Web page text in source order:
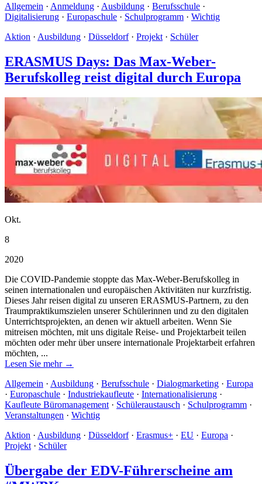
Allgemein · Anmeldung · Ausbildung · Berufsschule ·
Digitalisierung · Europaschule · Schulprogramm · Wichtig
Aktion · Ausbildung · Düsseldorf· Projekt · Schüler
ERASMUS Days: Das Max-Weber-
Berufskolleg reist digital durch Europa
Okt.
8
2020
Die COVID-Pandemie stoppte das Max-Weber-Berufskolleg in
seinen internationalen und europäischen Aktivitäten nur kurzfristig.
Dieses Jahr reisen digital zu unseren ERASMUS-Partnern, zu den
Traumpraktikumszielen unserer Schülerinnen und zu den digitalen
Unterrichtsprojekten, an denen wir aktuell arbeiten. Wenn Sie
mitreisen möchten, mit uns digitale Reise- und Projektarbeit teilen
möchten oder mehr über unsere internationale Projektarbeit erfahren
möchten, ...
Lesen Sie mehr →
Allgemein · Ausbildung · Berufsschule · Dialogmarketing · Europa
· Europaschule · Industriekaufleute · Internationalisierung ·
Kaufleute Büromanagement · Schüleraustausch · Schulprogramm ·
Veranstaltungen · Wichtig
Aktion · Ausbildung · Düsseldorf· Erasmus+ · EU · Europa ·
Projekt · Schüler
Übergabe der EDV-Führerscheine am